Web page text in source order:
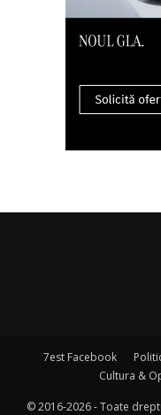
7est Facebook
Cultura &
© 2016-2026 - Toate